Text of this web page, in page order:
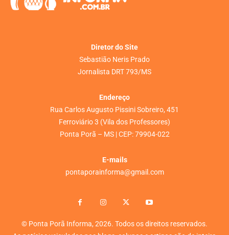
Diretor do Site
Sebastião Neris Prado
Jornalista DRT 793/MS
Endereço
Rua Carlos Augusto Pissini Sobreiro, 451
Ferroviário 3 (Vila dos Professores)
Ponta Porã – MS | CEP: 79904-022
E-mails
pontaporainforma@gmail.com
© Ponta Porã Informa, 2026. Todos os direitos reservados.